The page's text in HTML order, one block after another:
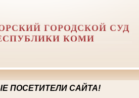
ГОРОДСКОЙ СУД
КОМИ
ПОСЕТИТЕЛИ САЙТА!